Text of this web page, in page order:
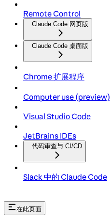
Remote Control
Claude Code 网页版
Claude Code 桌面版
Chrome 扩展程序
Computer use (preview)
Visual Studio Code
JetBrains IDEs
代码审查与 CI/CD
Slack 中的 Claude Code
在此页面